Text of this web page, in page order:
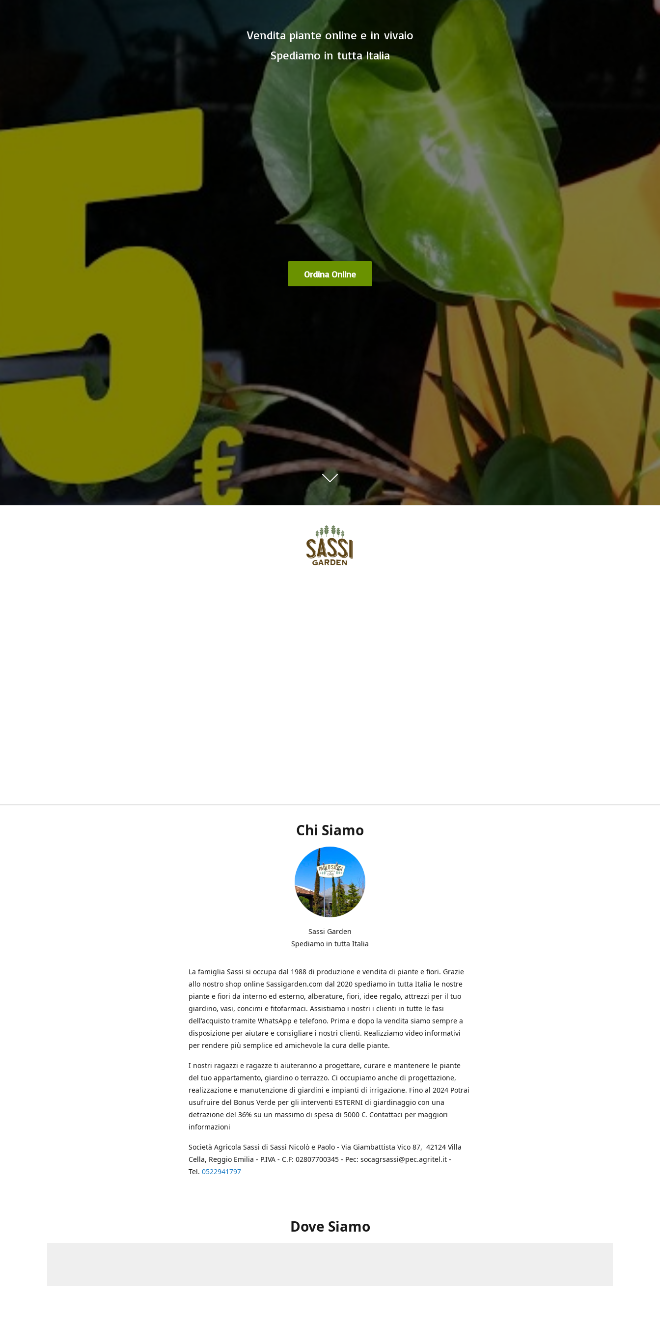
Vendita piante online e in vivaio
Spediamo in tutta Italia
Ordina Online
Chi Siamo
Sassi Garden
Spediamo in tutta Italia
La famiglia Sassi si occupa dal 1988 di produzione e vendita di piante e fiori. Grazie
allo nostro shop online Sassigarden.com dal 2020 spediamo in tutta Italia le nostre
piante e fiori da interno ed esterno, alberature, fiori, idee regalo, attrezzi per il tuo
giardino, vasi, concimi e fitofarmaci. Assistiamo i nostri i clienti in tutte le fasi
dell'acquisto tramite WhatsApp e telefono. Prima e dopo la vendita siamo sempre a
disposizione per aiutare e consigliare i nostri clienti. Realizziamo video informativi
per rendere più semplice ed amichevole la cura delle piante.
I nostri ragazzi e ragazze ti aiuteranno a progettare, curare e mantenere le piante
del tuo appartamento, giardino o terrazzo. Ci occupiamo anche di progettazione,
realizzazione e manutenzione di giardini e impianti di irrigazione. Fino al 2024 Potrai
usufruire del Bonus Verde per gli interventi ESTERNI di giardinaggio con una
detrazione del 36% su un massimo di spesa di 5000 €. Contattaci per maggiori
informazioni
Società Agricola Sassi di Sassi Nicolò e Paolo - Via Giambattista Vico 87, 42124 Villa
Cella, Reggio Emilia - P.IVA - C.F: 02807700345 - Pec: socagrsassi@pec.agritel.it -
Tel. 0522941797
Dove Siamo